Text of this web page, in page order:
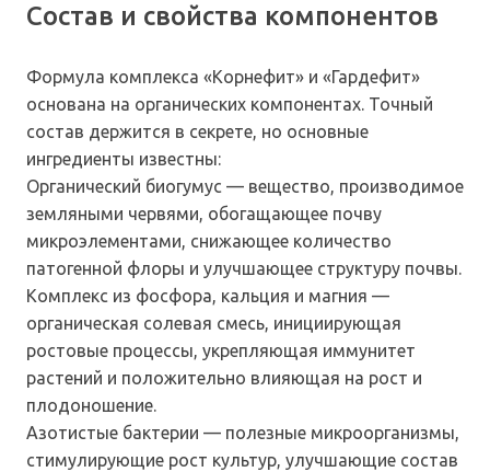
Состав и свойства компонентов
Формула комплекса «Корнефит» и «Гардефит»
основана на органических компонентах. Точный
состав держится в секрете, но основные
ингредиенты известны:
Органический биогумус — вещество, производимое
земляными червями, обогащающее почву
микроэлементами, снижающее количество
патогенной флоры и улучшающее структуру почвы.
Комплекс из фосфора, кальция и магния —
органическая солевая смесь, инициирующая
ростовые процессы, укрепляющая иммунитет
растений и положительно влияющая на рост и
плодоношение.
Азотистые бактерии — полезные микроорганизмы,
стимулирующие рост культур, улучшающие состав